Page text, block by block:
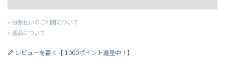
分割払いのご利用について
返品について
レビューを書く【 1000ポイント進呈中！】